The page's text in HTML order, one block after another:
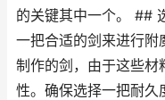
的关键其中一个。 ##
一把合适的剑来进行附
制作的剑，由于这些材
性。确保选择一把耐久